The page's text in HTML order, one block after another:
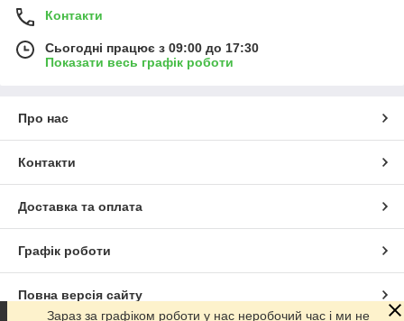
Контакти
Сьогодні працює з 09:00 до 17:30
Показати весь графік роботи
Про нас
Контакти
Доставка та оплата
Графік роботи
Повна версія сайту
Зараз за графіком роботи у нас неробочий час і ми не